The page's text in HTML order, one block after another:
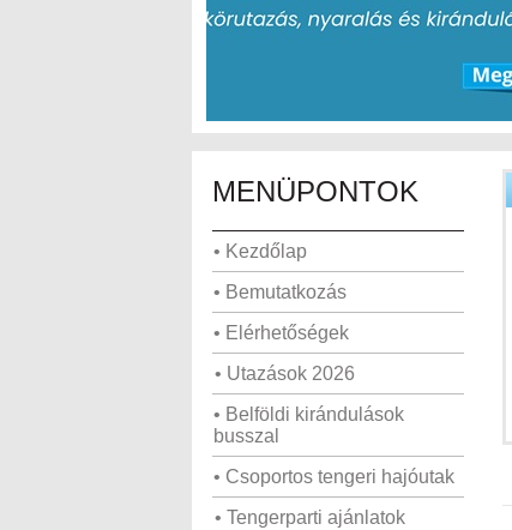
MENÜPONTOK
• Kezdőlap
• Bemutatkozás
• Elérhetőségek
• Utazások 2026
• Belföldi kirándulások
busszal
• Csoportos tengeri hajóutak
• Tengerparti ajánlatok